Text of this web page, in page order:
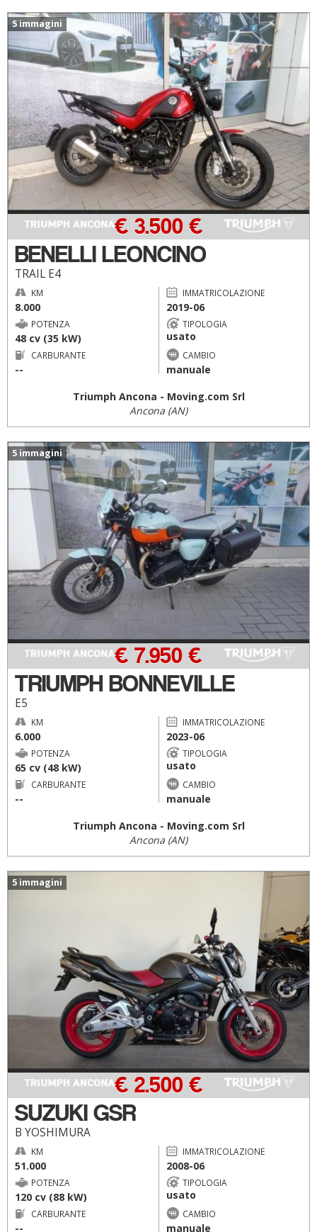
5 immagini
BENELLI LEONCINO
TRAIL E4
€ 3.500 €
KM
8.000
IMMATRICOLAZIONE
2019-06
POTENZA
48 cv (35 kW)
TIPOLOGIA
usato
CARBURANTE
--
CAMBIO
manuale
Triumph Ancona - Moving.com Srl
Ancona (AN)
5 immagini
TRIUMPH BONNEVILLE
E5
€ 7.950 €
KM
6.000
IMMATRICOLAZIONE
2023-06
POTENZA
65 cv (48 kW)
TIPOLOGIA
usato
CARBURANTE
--
CAMBIO
manuale
Triumph Ancona - Moving.com Srl
Ancona (AN)
5 immagini
SUZUKI GSR
B YOSHIMURA
€ 2.500 €
KM
51.000
IMMATRICOLAZIONE
2008-06
POTENZA
120 cv (88 kW)
TIPOLOGIA
usato
CARBURANTE
--
CAMBIO
manuale